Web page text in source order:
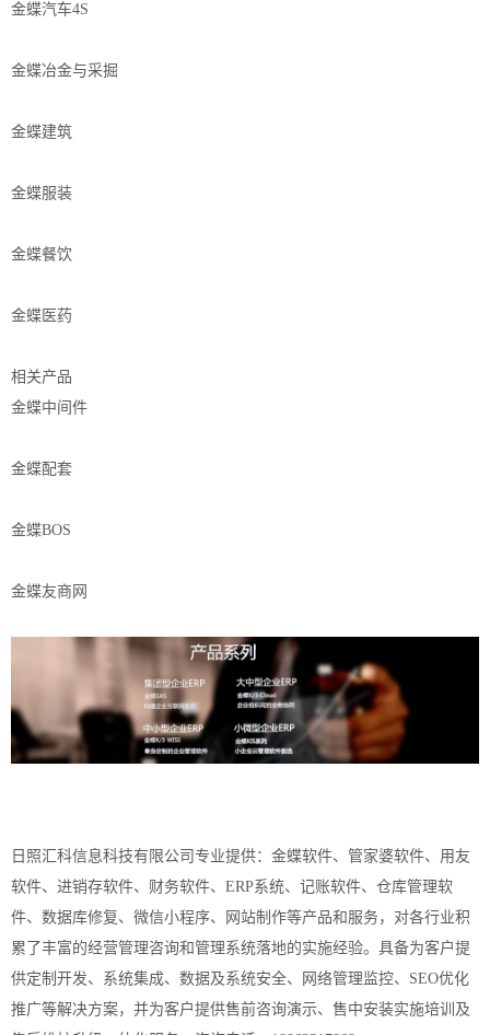
金蝶汽车4S
金蝶冶金与采掘
金蝶建筑
金蝶服装
金蝶餐饮
金蝶医药
相关产品
金蝶中间件
金蝶配套
金蝶BOS
金蝶友商网
日照汇科信息科技有限公司专业提供：金蝶软件、管家婆软件、用友
软件、进销存软件、财务软件、ERP系统、记账软件、仓库管理软
件、数据库修复、微信小程序、网站制作等产品和服务，对各行业积
累了丰富的经营管理咨询和管理系统落地的实施经验。具备为客户提
供定制开发、系统集成、数据及系统安全、网络管理监控、SEO优化
推广等解决方案，并为客户提供售前咨询演示、售中安装实施培训及